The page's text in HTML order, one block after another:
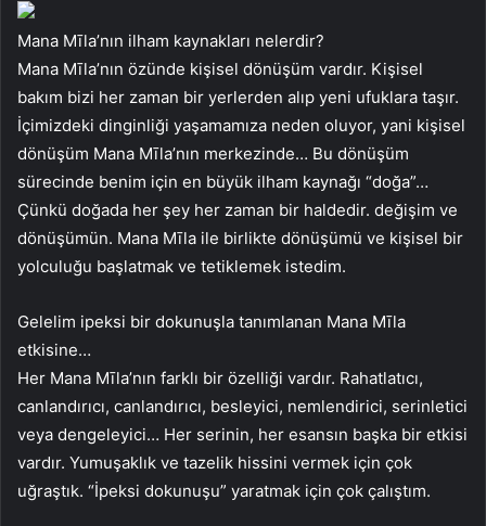
Mana Mīla’nın ilham kaynakları nelerdir?
Mana Mīla’nın özünde kişisel dönüşüm vardır. Kişisel
bakım bizi her zaman bir yerlerden alıp yeni ufuklara taşır.
İçimizdeki dinginliği yaşamamıza neden oluyor, yani kişisel
dönüşüm Mana Mīla’nın merkezinde… Bu dönüşüm
sürecinde benim için en büyük ilham kaynağı “doğa”…
Çünkü doğada her şey her zaman bir haldedir. değişim ve
dönüşümün. Mana Mīla ile birlikte dönüşümü ve kişisel bir
yolculuğu başlatmak ve tetiklemek istedim.
Gelelim ipeksi bir dokunuşla tanımlanan Mana Mīla
etkisine…
Her Mana Mīla’nın farklı bir özelliği vardır. Rahatlatıcı,
canlandırıcı, canlandırıcı, besleyici, nemlendirici, serinletici
veya dengeleyici… Her serinin, her esansın başka bir etkisi
vardır. Yumuşaklık ve tazelik hissini vermek için çok
uğraştık. “İpeksi dokunuşu” yaratmak için çok çalıştım.